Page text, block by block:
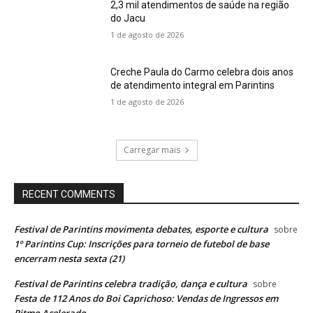
2,3 mil atendimentos de saúde na região
do Jacu
1 de agosto de 2026
Creche Paula do Carmo celebra dois anos
de atendimento integral em Parintins
1 de agosto de 2026
Carregar mais
RECENT COMMENTS
Festival de Parintins movimenta debates, esporte e cultura sobre
1º Parintins Cup: Inscrições para torneio de futebol de base
encerram nesta sexta (21)
Festival de Parintins celebra tradição, dança e cultura sobre
Festa de 112 Anos do Boi Caprichoso: Vendas de Ingressos em